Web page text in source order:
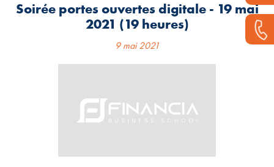
Soirée portes ouvertes digitale - 19 mai
2021 (19 heures)
9 mai 2021